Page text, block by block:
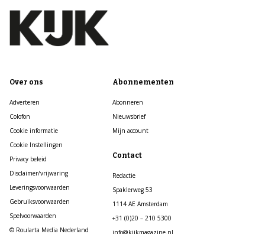
Over ons
Adverteren
Colofon
Cookie informatie
Cookie Instellingen
Privacy beleid
Disclaimer/vrijwaring
Leveringsvoorwaarden
Gebruiksvoorwaarden
Spelvoorwaarden
© Roularta Media Nederland
Abonnementen
Abonneren
Nieuwsbrief
Mijn account
Contact
Redactie
Spaklerweg 53
1114 AE Amsterdam
+31 (0)20 – 210 5300
info@kijkmagazine.nl